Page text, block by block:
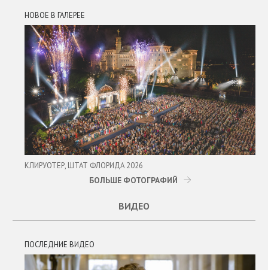
НОВОЕ В ГАЛЕРЕЕ
КЛИРУОТЕР, ШТАТ ФЛОРИДА 2026
БОЛЬШЕ ФОТОГРАФИЙ
ВИДЕО
ПОСЛЕДНИЕ ВИДЕО